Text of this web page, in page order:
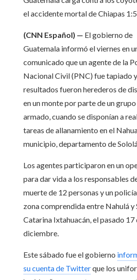
el accidente mortal de Chiapas
(CNN Español) — El gobierno de
Guatemala informó el viernes en
comunicado que un agente de la
Nacional Civil (PNC) fue tapiado
resultados fueron herederos de
en un monte por parte de un grupo
armado, cuando se disponían a
tareas de allanamiento en el
municipio, departamento de
Los agentes participaron en un
para dar vida a los responsables
muerte de 12 personas y un
zona comprendida entre Nahulá y
Catarina Ixtahuacán, el pasado 17
diciembre.
Este sábado fue el gobierno
su cuenta de Twitterque los